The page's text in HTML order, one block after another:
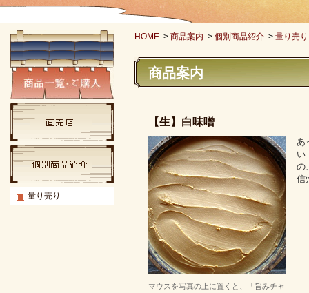
HOME > 商品案内 > 個別商品紹介 > 量り売
商品案内
【生】白味噌
マウスを写真の上に置くと、「旨みチャ
あ
い
の
信
量り売り